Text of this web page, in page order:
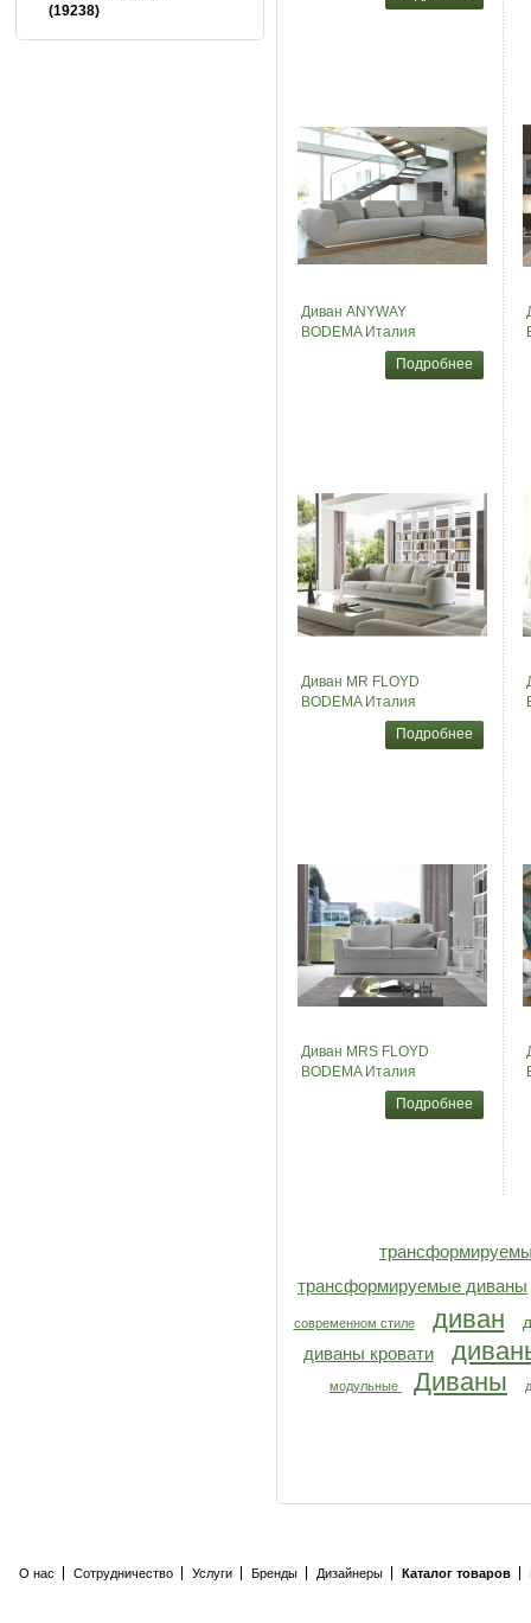
(19238)
Диван ANYWAY
BODEMA Италия
Подробнее
Диван MR FLOYD
BODEMA Италия
Подробнее
Диван MRS FLOYD
BODEMA Италия
Подробнее
трансформируемые диваны
современном стиле диван
диваны кровати
модульные Диваны
О нас Сотрудничество Услуги Бренды Дизайнеры Каталог товаров